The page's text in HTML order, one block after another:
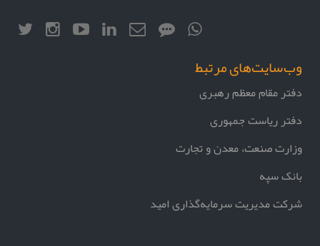
وب‌سایت‌های مرتبط
دفتر مقام معظم رهبری
دفتر ریاست جمهوری
وزارت صنعت، معدن و تجارت
بانک سپه
شرکت مدیریت سرمایه‌گذاری امید